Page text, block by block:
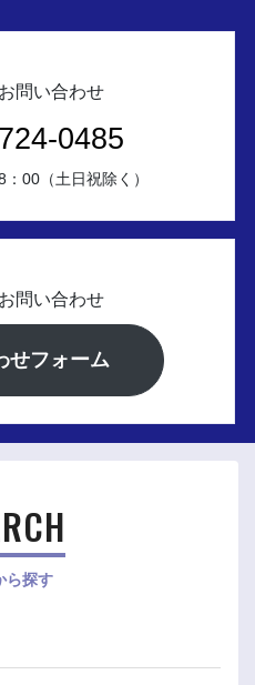
問い合わせ
0485
00（土日祝除く）
問い合わせ
せフォーム
ら探す